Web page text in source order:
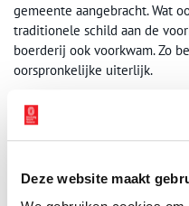
Deze website maakt
gemeente aangebracht. Wat
traditionele schild aan de
boerderij ook voorkwam. Zo
oorspronkelijke uiterlijk.